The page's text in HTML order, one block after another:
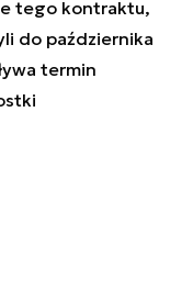
tego kontraktu,
do października
termin